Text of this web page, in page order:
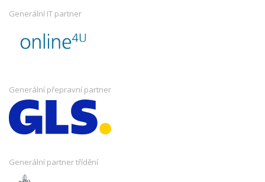
Generální IT partner
Generální přepravní partner
Generální partner třídění